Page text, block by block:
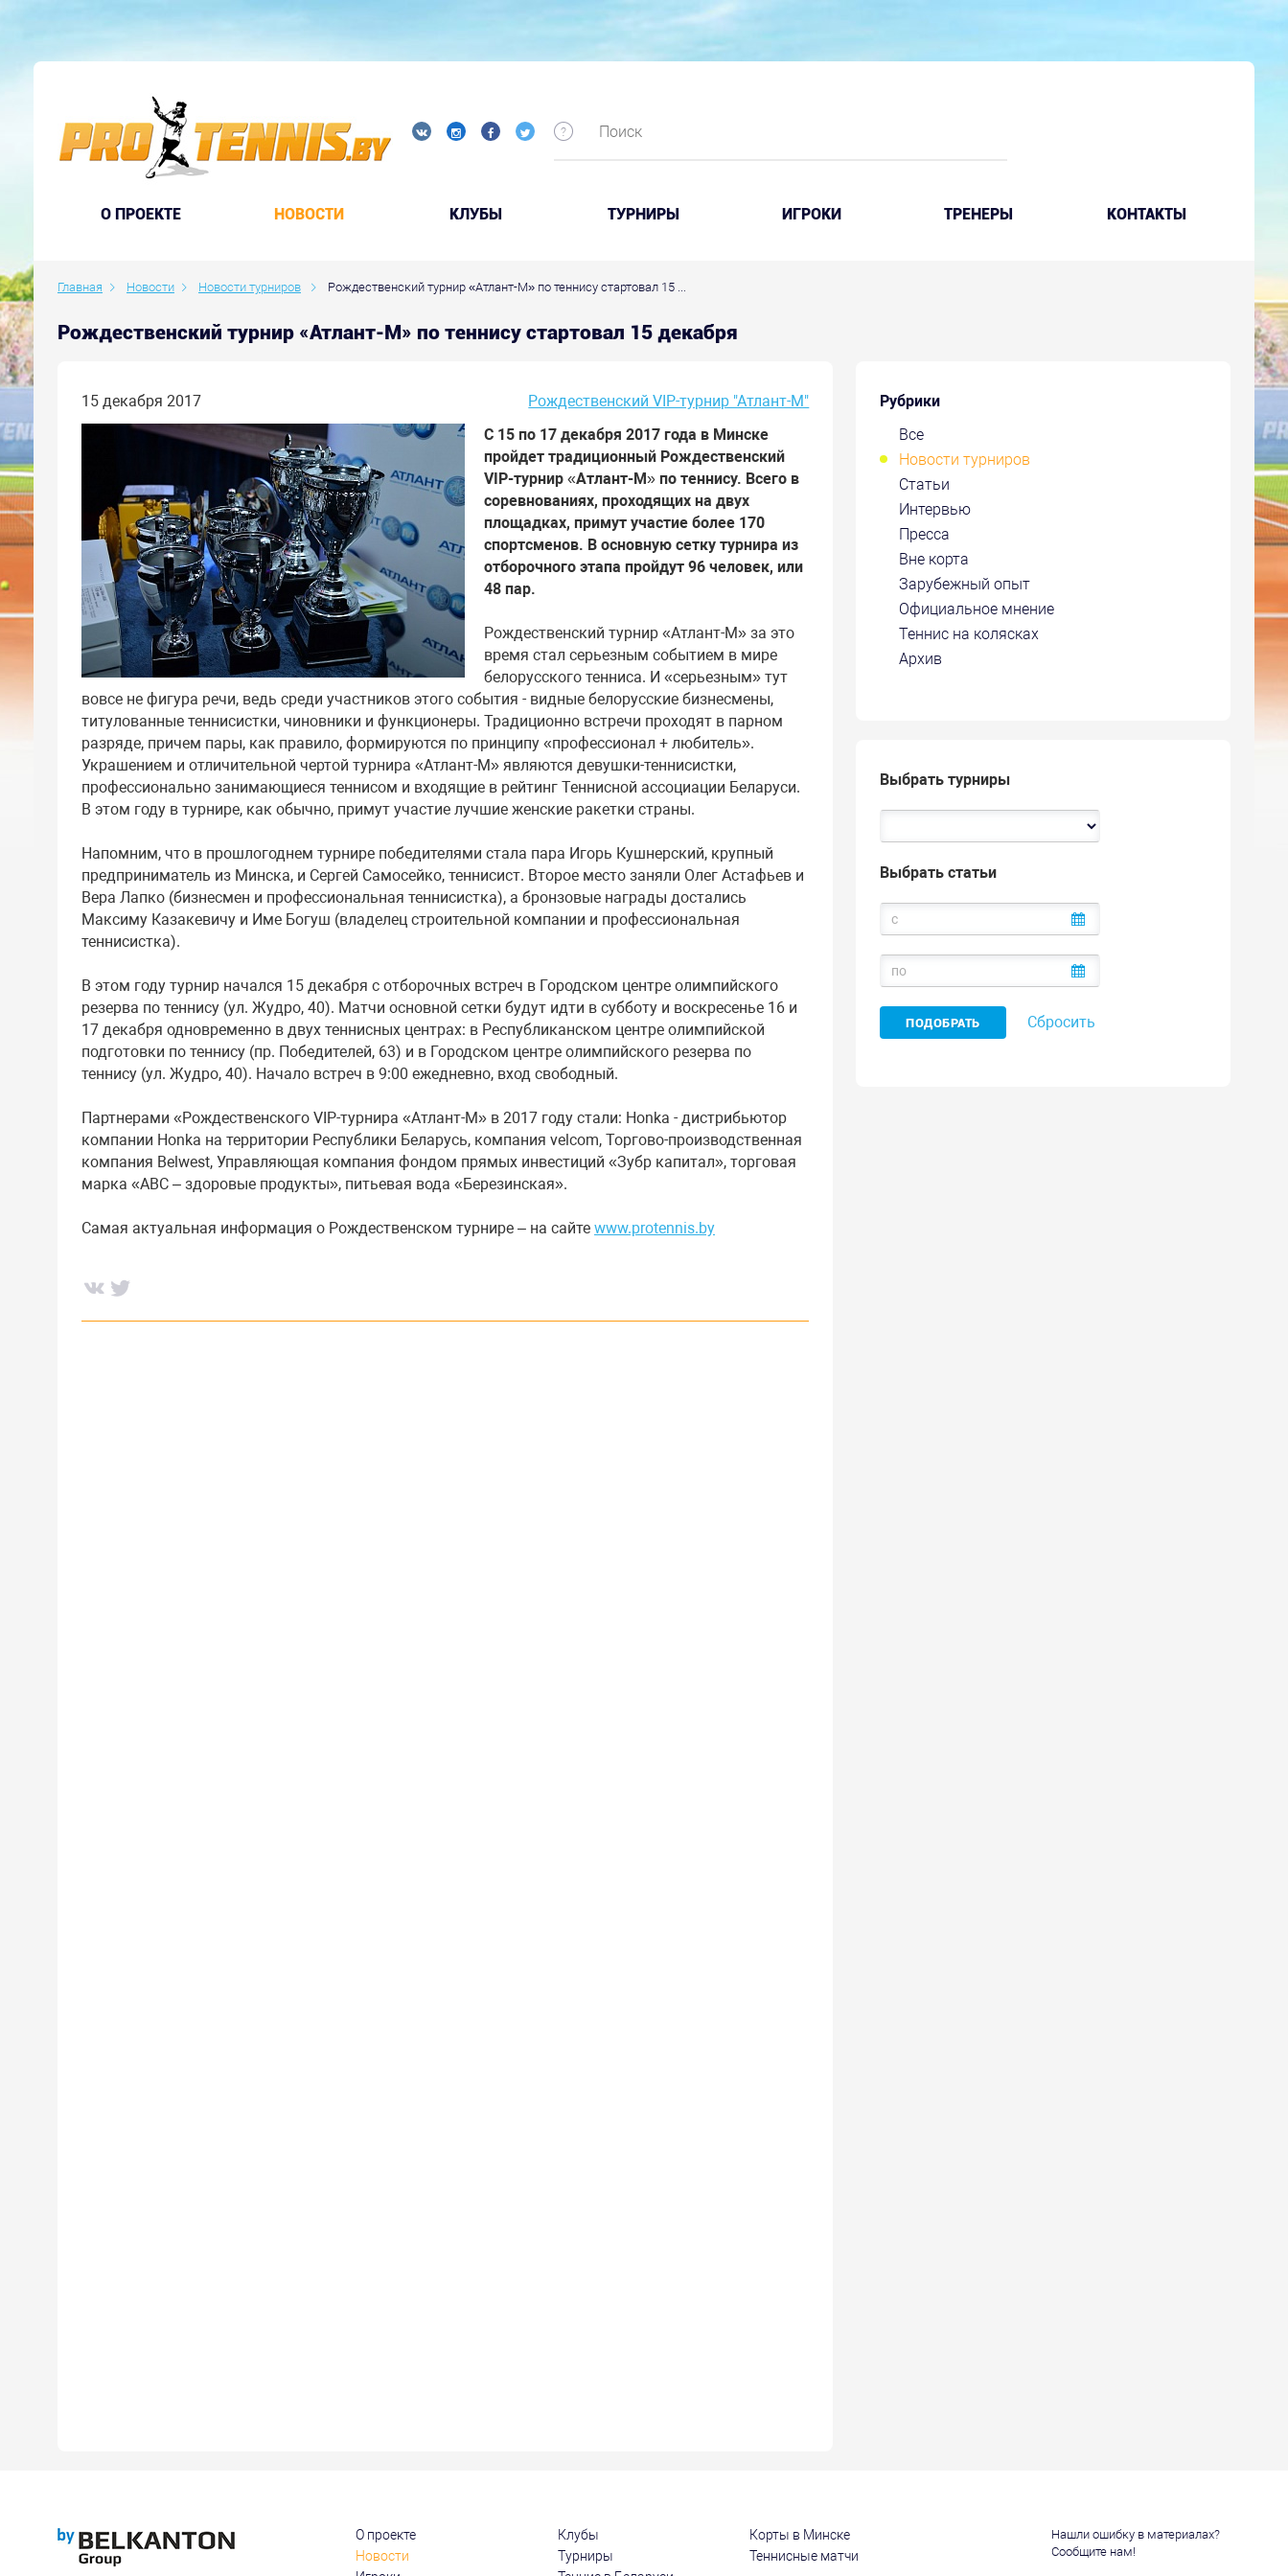
O ПРОЕКТЕ НОВОСТИ КЛУБЫ ТУРНИРЫ ИГРОКИ ТРЕНЕРЫ КОНТАКТЫ
Главная Новости Новости турниров Рождественский турнир «Атлант-М» по теннису стартовал 15 ...
Рождественский турнир «Атлант-М» по теннису стартовал 15 декабря
Рубрики
Все
Новости турниров
Статьи
Интервью
Пресса
Вне корта
Зарубежный опыт
Официальное мнение
Теннис на колясках
Архив
Выбрать турниры
Выбрать статьи
Сбросить
15 декабря 2017
Рождественский VIP-турнир "Атлант-М"
С 15 по 17 декабря 2017 года в Минске
пройдет традиционный Рождественский
VIP-турнир «Атлант-М» по теннису. Всего в
соревнованиях, проходящих на двух
площадках, примут участие более 170
спортсменов. В основную сетку турнира из
отборочного этапа пройдут 96 человек, или
48 пар.
Рождественский турнир «Атлант-М» за это
время стал серьезным событием в мире
белорусского тенниса. И «серьезным» тут
вовсе не фигура речи, ведь среди участников этого события - видные белорусские бизнесмены,
титулованные теннисистки, чиновники и функционеры. Традиционно встречи проходят в парном
разряде, причем пары, как правило, формируются по принципу «профессионал + любитель».
Украшением и отличительной чертой турнира «Атлант-М» являются девушки-теннисистки,
профессионально занимающиеся теннисом и входящие в рейтинг Теннисной ассоциации Беларуси.
В этом году в турнире, как обычно, примут участие лучшие женские ракетки страны.
Напомним, что в прошлогоднем турнире победителями стала пара Игорь Кушнерский, крупный
предприниматель из Минска, и Сергей Самосейко, теннисист. Второе место заняли Олег Астафьев и
Вера Лапко (бизнесмен и профессиональная теннисистка), а бронзовые награды достались
Максиму Казакевичу и Име Богуш (владелец строительной компании и профессиональная
теннисистка).
В этом году турнир начался 15 декабря с отборочных встреч в Городском центре олимпийского
резерва по теннису (ул. Жудро, 40). Матчи основной сетки будут идти в субботу и воскресенье 16 и
17 декабря одновременно в двух теннисных центрах: в Республиканском центре олимпийской
подготовки по теннису (пр. Победителей, 63) и в Городском центре олимпийского резерва по
теннису (ул. Жудро, 40). Начало встреч в 9:00 ежедневно, вход свободный.
Партнерами «Рождественского VIP-турнира «Атлант-М» в 2017 году стали: Honka - дистрибьютор
компании Honka на территории Республики Беларусь, компания velcom, Торгово-производственная
компания Belwest, Управляющая компания фондом прямых инвестиций «Зубр капитал», торговая
марка «ABC – здоровые продукты», питьевая вода «Березинская».
Самая актуальная информация о Рождественском турнире – на сайте www.protennis.by
О проекте
Новости
Клубы
Турниры
Корты в Минске
Теннисные матчи
Нашли ошибку в материалах?
Сообщите нам!